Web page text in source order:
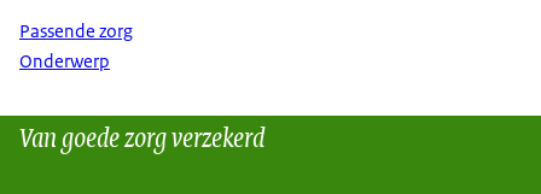
Passende zorg
Onderwerp
Van goede zorg verzekerd